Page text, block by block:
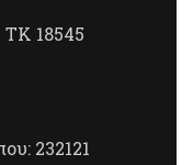
ΤΚ 18545
232121